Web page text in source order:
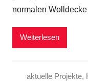
normalen Wolldecke
Weiterlesen
aktuelle Projekte,